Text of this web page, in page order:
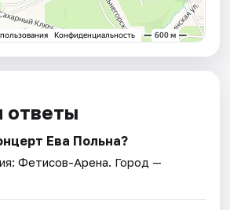
ответы
Ева Польна?
Фетисов-Арена. Город —